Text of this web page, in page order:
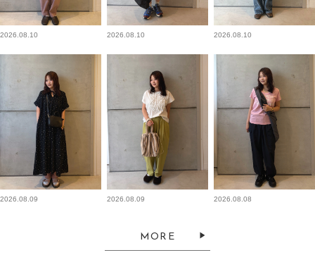
2026.08.10 2026.08.10 2026.08.10
2026.08.09 2026.08.09 2026.08.08
MORE